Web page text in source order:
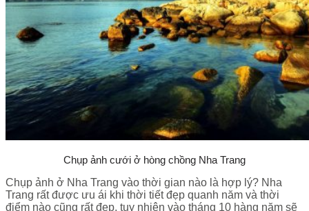
Chụp ảnh cưới ở hòng chồng Nha Trang
Chụp ảnh ở Nha Trang vào thời gian nào là hợp lý? Nha
Trang rất được ưu ái khi thời tiết đẹp quanh năm và thời
điểm nào cũng rất đẹp, tuy nhiên vào tháng 10 hàng năm sẽ